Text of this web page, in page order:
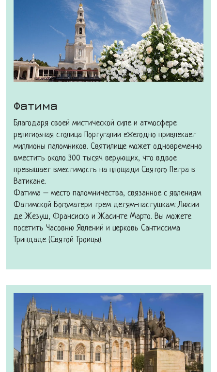
Фатима
Благодаря своей мистической силе и атмосфере
религиозная столица Португалии ежегодно привлекает
миллионы паломников. Святилище может одновременно
вместить около 300 тысяч верующих, что вдвое
превышает вместимость на площади Святого Петра в
Ватикане.
Фатима – место паломничества, связанное с явлениям
Фатимской Богоматери трем детям-пастушкам: Люсии
де Жезуш, Франсиско и Жасинте Марто. Вы можете
посетить Часовню Явлений и церковь Сантиссима
Триндаде (Святой Троицы).